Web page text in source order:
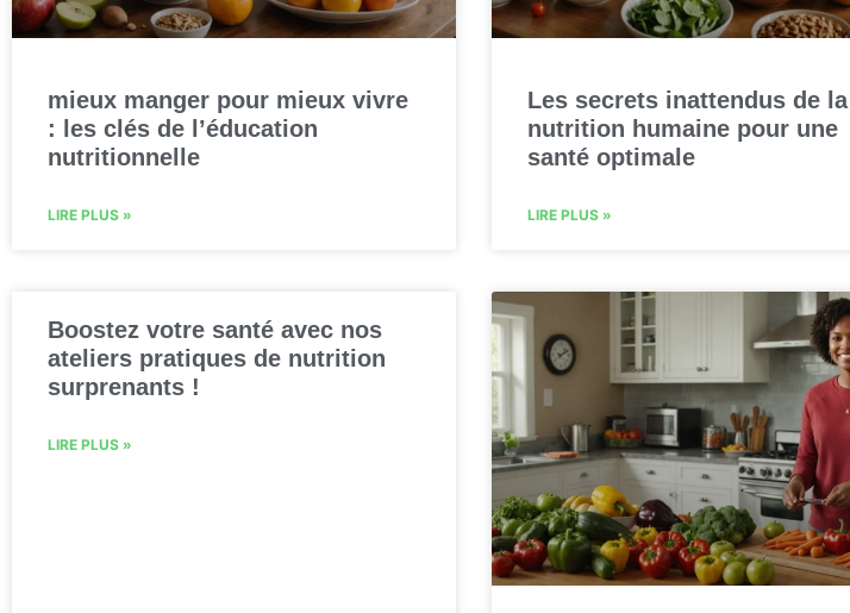
mieux manger pour mieux vivre
: les clés de l’éducation
nutritionnelle
LIRE PLUS »
Les secrets inattendus de la
nutrition humaine pour une
santé optimale
LIRE PLUS »
Boostez votre santé avec nos
ateliers pratiques de nutrition
surprenants !
LIRE PLUS »